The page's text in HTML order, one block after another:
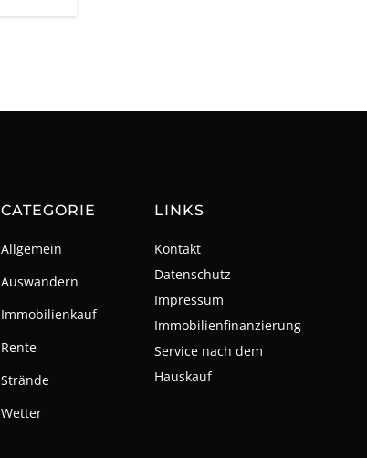
CATEGORIE
Allgemein
Auswandern
Immobilienkauf
Rente
Strände
Wetter
LINKS
Kontakt
Datenschutz
Impressum
Immobilienfinanzierung
Service nach dem
Hauskauf